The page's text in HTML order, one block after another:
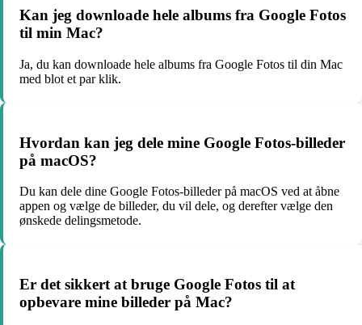
Kan jeg downloade hele albums fra Google Fotos
til min Mac?
Ja, du kan downloade hele albums fra Google Fotos til din Mac
med blot et par klik.
Hvordan kan jeg dele mine Google Fotos-billeder
på macOS?
Du kan dele dine Google Fotos-billeder på macOS ved at åbne
appen og vælge de billeder, du vil dele, og derefter vælge den
ønskede delingsmetode.
Er det sikkert at bruge Google Fotos til at
opbevare mine billeder på Mac?